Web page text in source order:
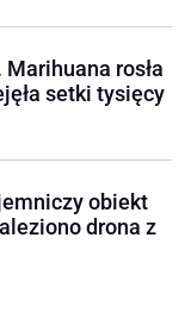
rosła
setki tysięcy
obiekt
drona z